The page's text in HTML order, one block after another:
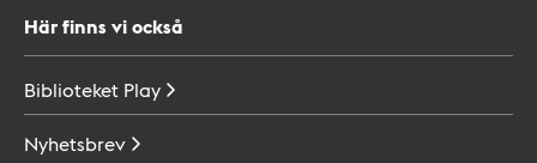
Här finns vi också
Biblioteket Play
Nyhetsbrev